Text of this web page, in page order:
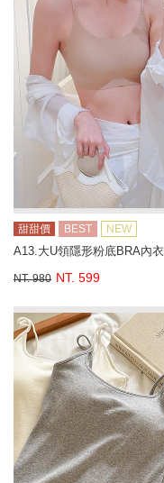
甜甜價 BEST NEW
A13.大U領隱形粉底BRA內衣
NT. 980 NT. 599